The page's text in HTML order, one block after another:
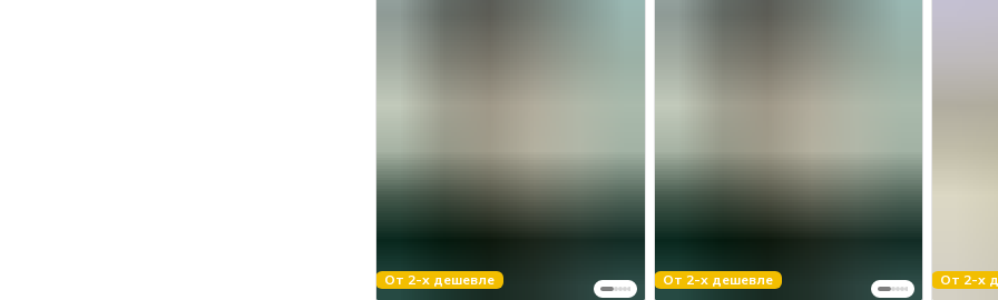
От 2-х дешевле От 2-х дешевле От 2-х